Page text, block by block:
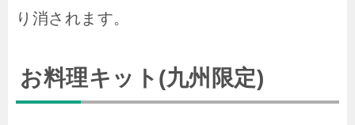
り消されます。
お料理キット(九州限定)